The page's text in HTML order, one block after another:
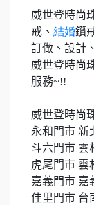
威世登時尚
戒、 結婚鑽
訂做、設計
威世登時尚
服務~!!
威世登時尚
永和門市 新
斗六門市 雲
虎尾門市 雲
嘉義門市 嘉
佳里門市 台